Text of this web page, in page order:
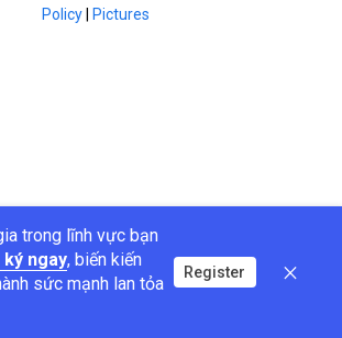
trong lĩnh vực bạn
ngay, biến kiến
sức mạnh lan tỏa
Register
Policy
Pictures